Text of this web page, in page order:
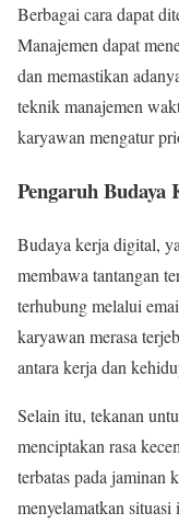
Berbagai cara dapat
Manajemen dapat
dan memastikan
teknik manajemen
karyawan mengatur
Pengaruh
Budaya kerja digital,
membawa tantangan
terhubung melalui
karyawan merasa
antara kerja dan
Selain itu, tekanan
menciptakan rasa
terbatas pada jaminan
menyelamatkan